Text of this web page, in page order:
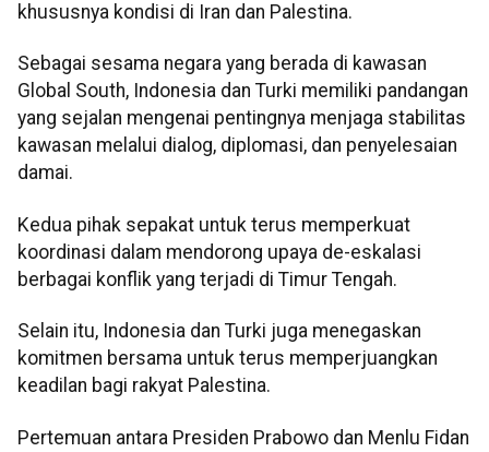
khususnya kondisi di Iran dan Palestina.
Sebagai sesama negara yang berada di kawasan
Global South, Indonesia dan Turki memiliki pandangan
yang sejalan mengenai pentingnya menjaga stabilitas
kawasan melalui dialog, diplomasi, dan penyelesaian
damai.
Kedua pihak sepakat untuk terus memperkuat
koordinasi dalam mendorong upaya de-eskalasi
berbagai konflik yang terjadi di Timur Tengah.
Selain itu, Indonesia dan Turki juga menegaskan
komitmen bersama untuk terus memperjuangkan
keadilan bagi rakyat Palestina.
Pertemuan antara Presiden Prabowo dan Menlu Fidan